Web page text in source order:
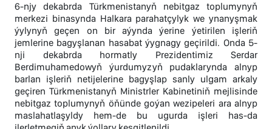
6-njy dekabrda Türkmenistanyň nebitgaz toplumynyň
merkezi binasynda Halkara parahatçylyk we ynanyşmak
ýylynyň geçen on bir aýynda ýerine ýetirilen işleriň
jemlerine bagyşlanan hasabat ýygnagy geçirildi. Onda 5-
nji dekabrda hormatly Prezidentimiz Serdar
Berdimuhamedowyň ýurdumyzyň pudaklarynda alnyp
barlan işleriň netijelerine bagyşlap sanly ulgam arkaly
geçiren Türkmenistanyň Ministrler Kabinetiniň mejlisinde
nebitgaz toplumynyň öňünde goýan wezipeleri ara alnyp
maslahatlaşyldy hem-de bu ugurda işleri has-da